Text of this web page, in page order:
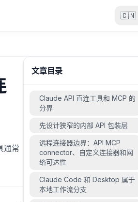
🇨🇳
通常
文章目录
Claude API 直连工具和 MCP 的
分界
先设计狭窄的内部 API 包装层
远程连接器边界：API MCP
connector、自定义连接器和网
络可达性
Claude Code 和 Desktop 属于
本地工作流分支